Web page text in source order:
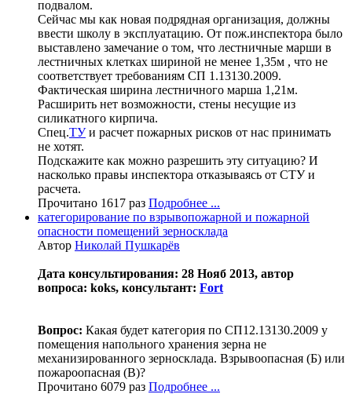
подвалом.
Сейчас мы как новая подрядная организация, должны
ввести школу в эксплуатацию. От пож.инспектора было
выставлено замечание о том, что лестничные марши в
лестничных клетках шириной не менее 1,35м , что не
соответствует требованиям СП 1.13130.2009.
Фактическая ширина лестничного марша 1,21м.
Расширить нет возможности, стены несущие из
силикатного кирпича.
Спец.ТУи расчет пожарных рисков от нас принимать
не хотят.
Подскажите как можно разрешить эту ситуацию? И
насколько правы инспектора отказываясь от СТУ и
расчета.
Прочитано 1617 раз Подробнее ...
категорирование по взрывопожарной и пожарной
опасности помещений зерносклада
Автор Николай Пушкарёв
Дата консультирования: 28 Нояб 2013, автор
вопроса: koks, консультант: Fort
Вопрос: Какая будет категория по СП12.13130.2009 у
помещения напольного хранения зерна не
механизированного зерносклада. Взрывоопасная (Б) или
пожароопасная (В)?
Прочитано 6079 раз Подробнее ...